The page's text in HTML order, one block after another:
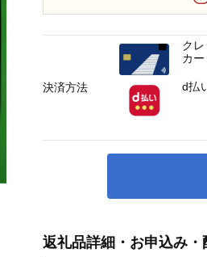
返礼品詳細・お申込み・
決済方法
ク
カー
d払